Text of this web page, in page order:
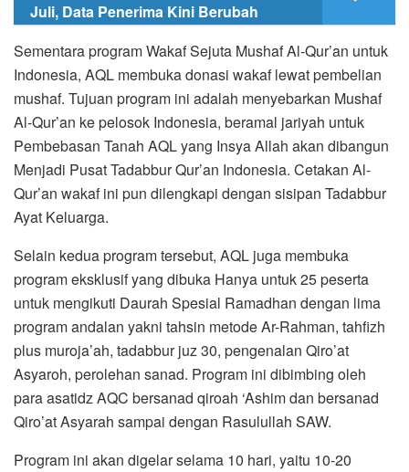
Juli, Data Penerima Kini Berubah
Sementara program Wakaf Sejuta Mushaf Al-Qur’an untuk
Indonesia, AQL membuka donasi wakaf lewat pembelian
mushaf. Tujuan program ini adalah menyebarkan Mushaf
Al-Qur’an ke pelosok Indonesia, beramal jariyah untuk
Pembebasan Tanah AQL yang Insya Allah akan dibangun
Menjadi Pusat Tadabbur Qur’an Indonesia. Cetakan Al-
Qur’an wakaf ini pun dilengkapi dengan sisipan Tadabbur
Ayat Keluarga.
Selain kedua program tersebut, AQL juga membuka
program eksklusif yang dibuka Hanya untuk 25 peserta
untuk mengikuti Daurah Spesial Ramadhan dengan lima
program andalan yakni tahsin metode Ar-Rahman, tahfizh
plus muroja’ah, tadabbur juz 30, pengenalan Qiro’at
Asyaroh, perolehan sanad. Program ini dibimbing oleh
para asatidz AQC bersanad qiroah ‘Ashim dan bersanad
Qiro’at Asyarah sampai dengan Rasulullah SAW.
Program ini akan digelar selama 10 hari, yaitu 10-20